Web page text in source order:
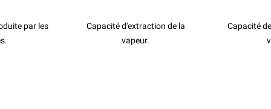
par les
Capacité d'extraction de la
vapeur.
Capacité